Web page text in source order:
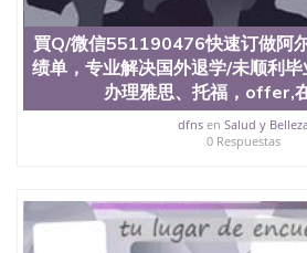
買Q/微信551190476快速订做阿
绩单，专业解决国外退学/未顺利
办理雅思、托福，offer,
dfnsen Salud y
0 Respuestas